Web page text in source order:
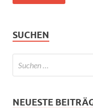
SUCHEN
NEUESTE